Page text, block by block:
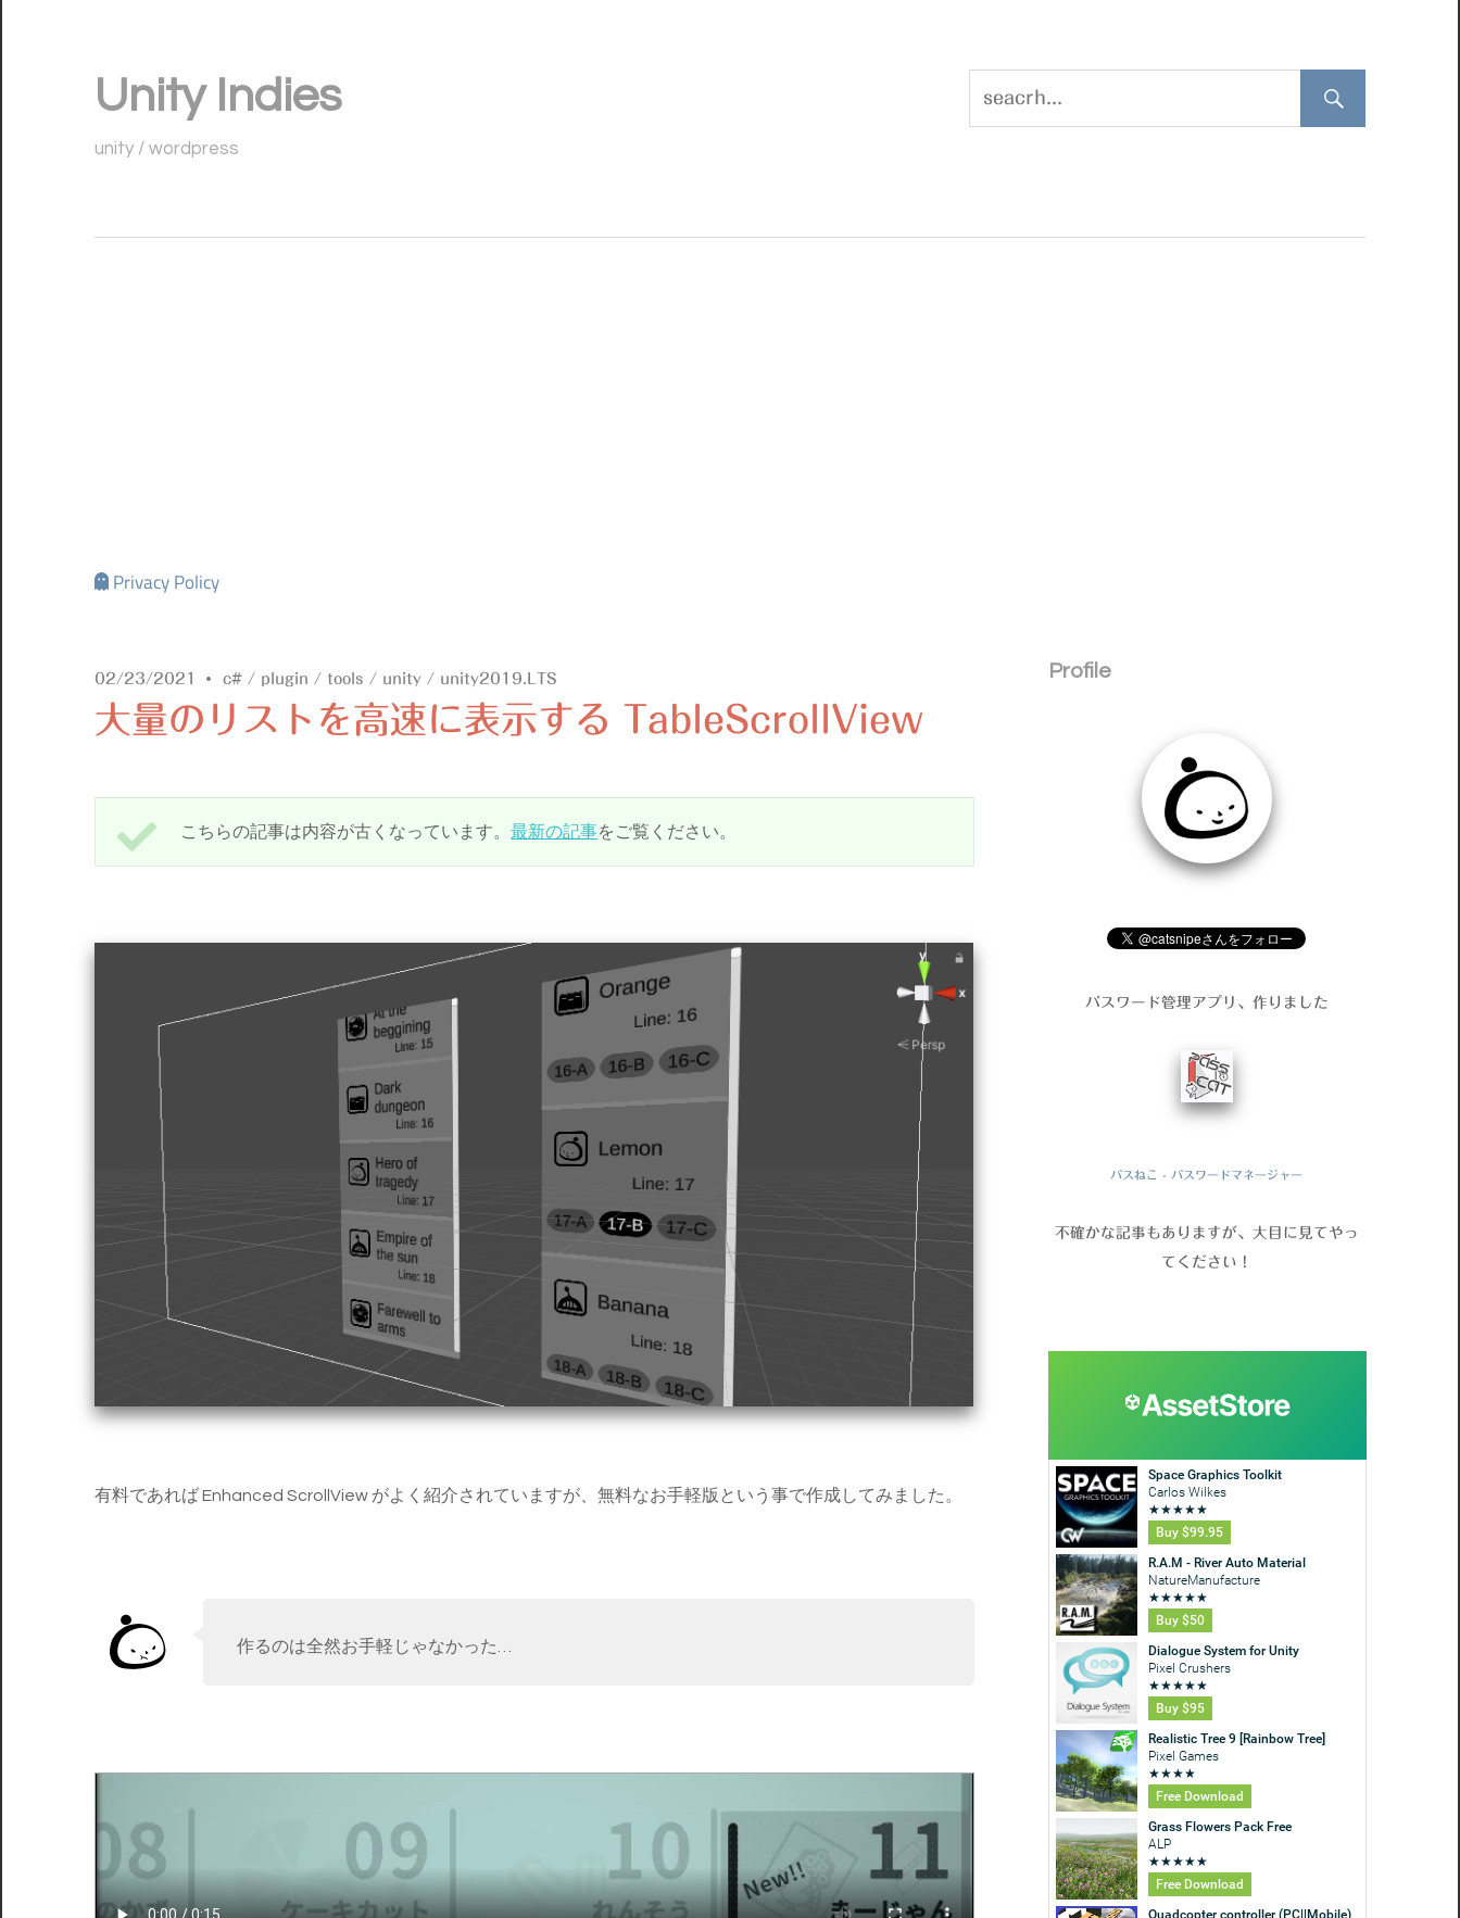
ス
Unity Indies
unity / wordpress
Privacy Policy
02/23/2021 c# / plugin /tools / unity / unity2019.LTS
大量のリストを高速に表示する TableScrollView
こちらの記事は内容が古くなっています。最新の記事をご覧ください。
有料であれば Enhanced ScrollView がよく紹介されていますが、無料なお手軽版という事で作成してみました。
作るのは全然お手軽じゃなかった…
Profile
パスワード管理アプリ、作りました
パスねこ - パスワードマネージャー
不確かな記事もありますが、大目に見てやっ
てください！